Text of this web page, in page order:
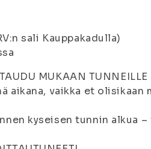
sali Kauppakadulla)
MUKAAN TUNNEILLE
aikana, vaikka et olisikaan
kyseisen tunnin alkua